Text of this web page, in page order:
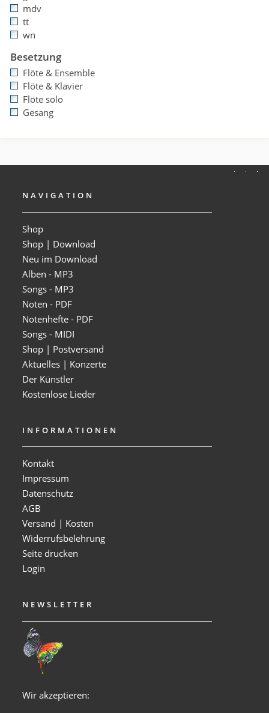
mdv
tt
wn
Besetzung
Flöte & Ensemble
Flöte & Klavier
Flöte solo
Gesang
NAVIGATION
Shop
Shop | Download
Neu im Download
Alben - MP3
Songs - MP3
Noten - PDF
Notenhefte - PDF
Songs - MIDI
Shop | Postversand
Aktuelles | Konzerte
Der Künstler
Kostenlose Lieder
INFORMATIONEN
Kontakt
Impressum
Datenschutz
AGB
Versand | Kosten
Widerrufsbelehrung
Seite drucken
Login
NEWSLETTER
Wir akzeptieren: